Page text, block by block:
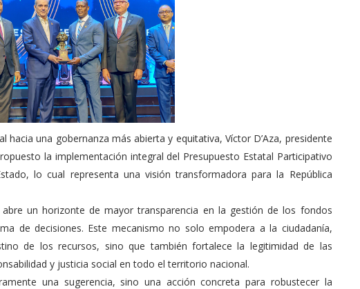
una gobernanza más abierta y equitativa, Víctor D’Aza, presidente
la implementación integral del Presupuesto Estatal Participativo
lo cual representa una visión transformadora para la República
un horizonte de mayor transparencia en la gestión de los fondos
de decisiones. Este mecanismo no solo empodera a la ciudadanía,
de los recursos, sino que también fortalece la legitimidad de las
y justicia social en todo el territorio nacional.
una sugerencia, sino una acción concreta para robustecer la